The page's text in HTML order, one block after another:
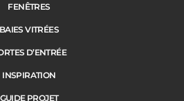
FENÊTRES
BAIES VITRÉES
D’ENTRÉE
INSPIRATION
GUIDE PROJET